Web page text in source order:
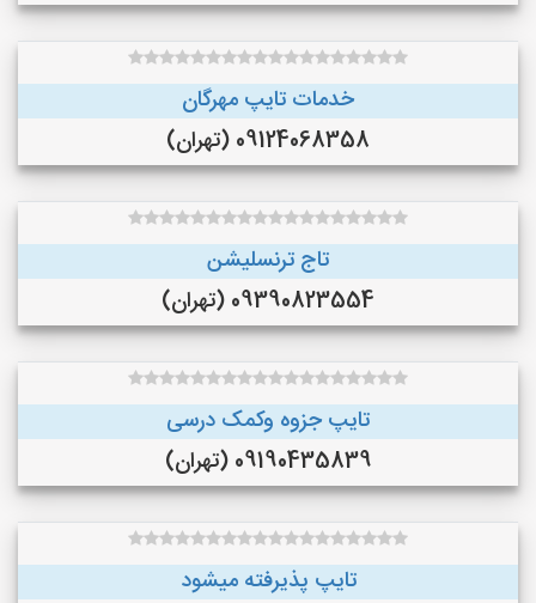
خدمات تایپ مهرگان
09124068358 (تهران)
تاج ترنسلیشن
09390823554 (تهران)
تایپ جزوه وکمک درسی
09190435839 (تهران)
تایپ پذیرفته میشود